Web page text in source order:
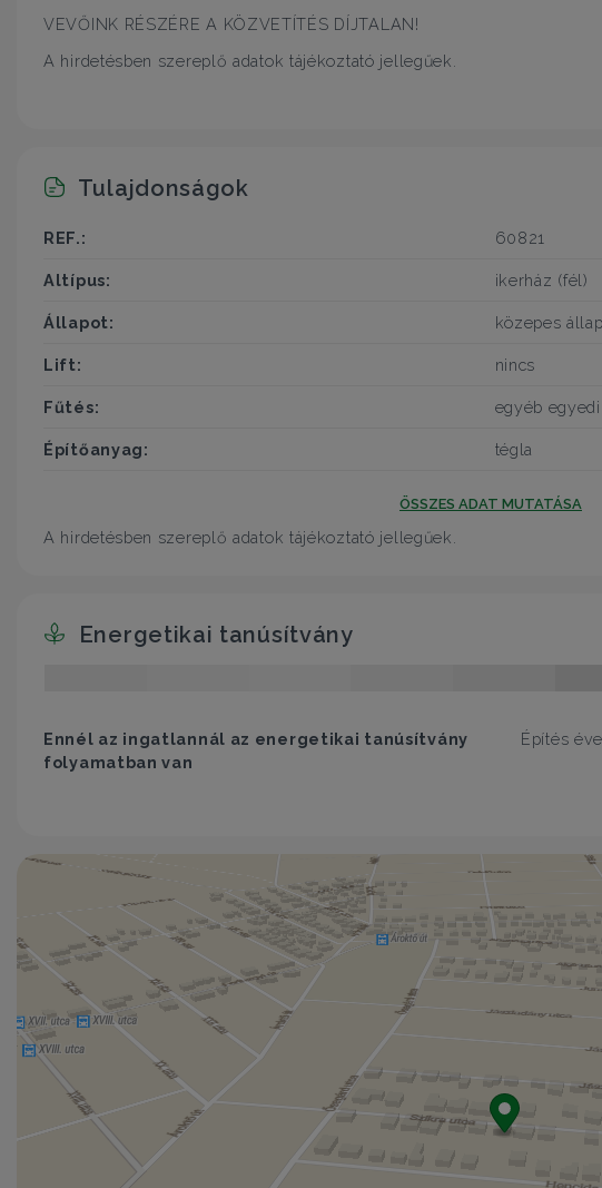
VEVŐINK RÉSZÉRE A KÖZVETÍTÉS DÍJTALAN!
A hirdetésben szereplő adatok tájékoztató jellegűek.
Tulajdonságok
REF.: 60821
Altípus: ikerház (fél)
Állapot: közepes
Lift: nincs
Fűtés: egyéb
Építőanyag: tégla
ÖSSZES ADAT MUTATÁSA
A hirdetésben szereplő adatok tájékoztató jellegűek.
Energetikai tanúsítvány
Ennél az ingatlannál az energetikai tanúsítvány
folyamatban van
Építés